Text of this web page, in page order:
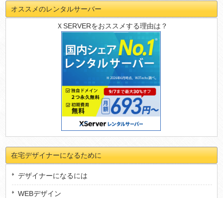
オススメのレンタルサーバー
ＸSERVERをおススメする理由は？
在宅デザイナーになるために
デザイナーになるには
WEBデザイン